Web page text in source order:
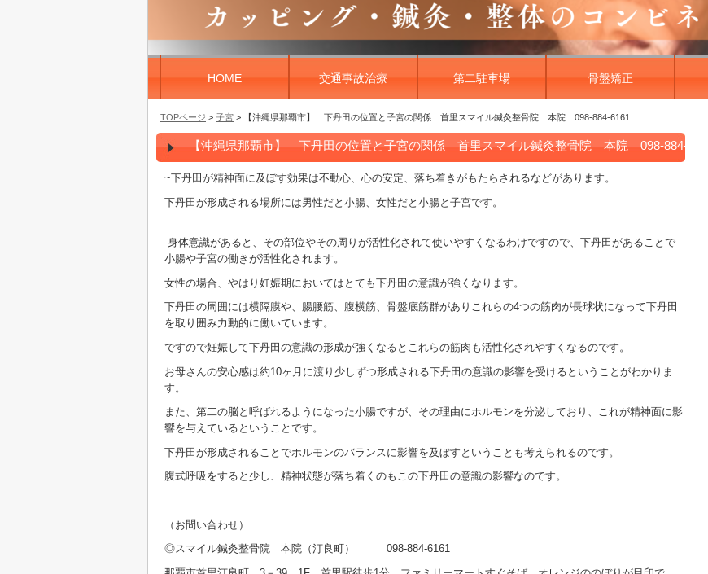
HOME 交通事故治療 第二駐車場 骨盤矯正
TOPページ > 子宮 > 【沖縄県那覇市】 下丹田の位置と子宮の関係 首里スマイル鍼灸整骨院 本院 098-884-6161
【沖縄県那覇市】 下丹田の位置と子宮の関係 首里スマイル鍼灸整骨院 本院 098-884-6161
~下丹田が精神面に及ぼす効果は不動心、心の安定、落ち着きがもたらされるなどがあります。
下丹田が形成される場所には男性だと小腸、女性だと小腸と子宮です。
身体意識があると、その部位やその周りが活性化されて使いやすくなるわけですので、下丹田があることで
小腸や子宮の働きが活性化されます。
女性の場合、やはり妊娠期においてはとても下丹田の意識が強くなります。
下丹田の周囲には横隔膜や、腸腰筋、腹横筋、骨盤底筋群がありこれらの4つの筋肉が長球状になって下丹田
を取り囲み力動的に働いています。
ですので妊娠して下丹田の意識の形成が強くなるとこれらの筋肉も活性化されやすくなるのです。
お母さんの安心感は約10ヶ月に渡り少しずつ形成される下丹田の意識の影響を受けるということがわかりま
す。
また、第二の脳と呼ばれるようになった小腸ですが、その理由にホルモンを分泌しており、これが精神面に影
響を与えているということです。
下丹田が形成されることでホルモンのバランスに影響を及ぼすということも考えられるのです。
腹式呼吸をすると少し、精神状態が落ち着くのもこの下丹田の意識の影響なのです。
（お問い合わせ）
◎スマイル鍼灸整骨院 本院（汀良町） 098-884-6161